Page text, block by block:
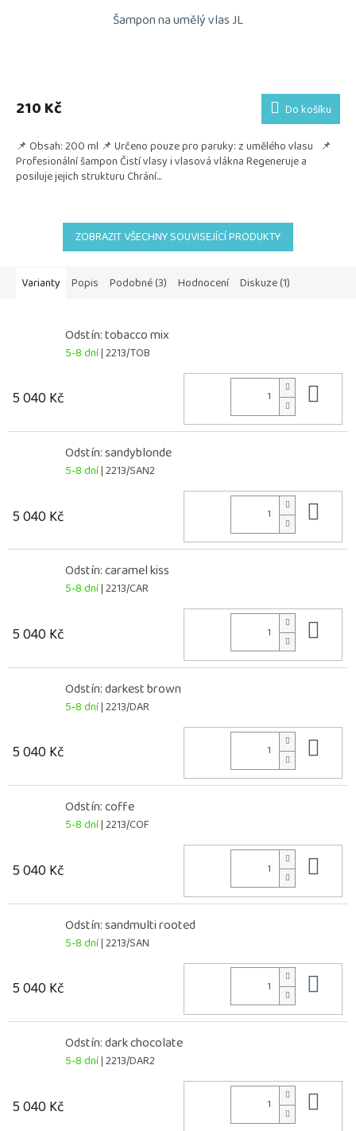
Šampon na umělý vlas JL
210 Kč Do košíku
📌 Obsah: 200 ml 📌 Určeno pouze pro paruky: z umělého vlasu 📌
Profesionální šampon Čistí vlasy i vlasová vlákna Regeneruje a
posiluje jejich strukturu Chrání...
ZOBRAZIT VŠECHNY SOUVISEJÍCÍ PRODUKTY
Varianty Popis Podobné (3) Hodnocení Diskuze (1)
Odstín: tobacco mix
5-8 dní| 2213/TOB
5 040 Kč
Odstín: sandyblonde
5-8 dní| 2213/SAN2
5 040 Kč
Odstín: caramel kiss
5-8 dní| 2213/CAR
5 040 Kč
Odstín: darkest brown
5-8 dní| 2213/DAR
5 040 Kč
Odstín: coffe
5-8 dní| 2213/COF
5 040 Kč
Odstín: sandmulti rooted
5-8 dní| 2213/SAN
5 040 Kč
Odstín: dark chocolate
5-8 dní| 2213/DAR2
5 040 Kč